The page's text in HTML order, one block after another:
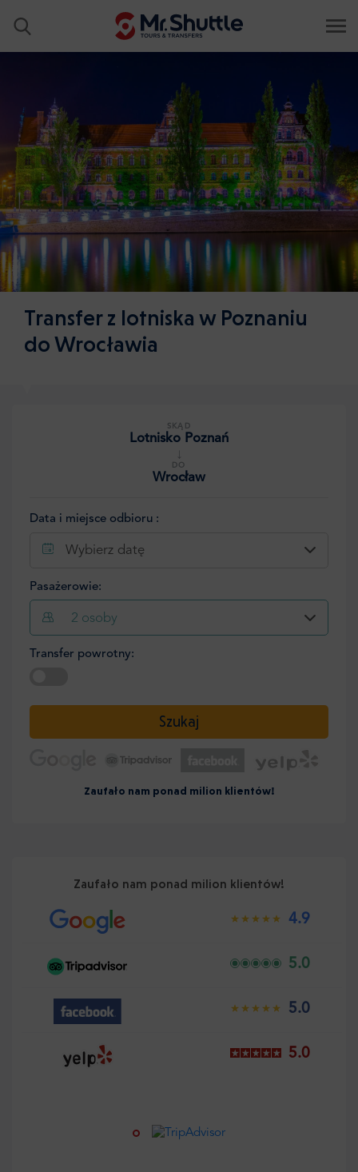
Transfer z lotniska w Poznaniu
do Wrocławia
SKĄD
Lotnisko Poznań
↓
DO
Wrocław
Data i miejsce odbioru :
Wybierz datę
Pasażerowie:
2 osoby
Transfer powrotny:
Szukaj
Zaufało nam ponad milion klientów!
Zaufało nam ponad milion klientów!
4.9
5.0
5.0
5.0